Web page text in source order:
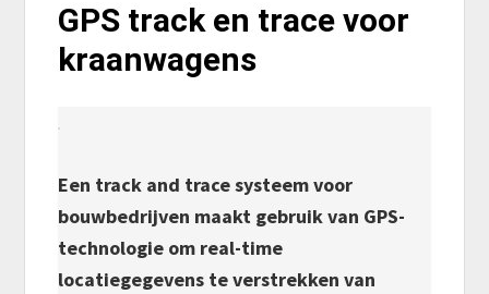
GPS track en trace voor
kraanwagens
Een track and trace systeem voor
bouwbedrijven maakt gebruik van GPS-
technologie om real-time
locatiegegevens te verstrekken van